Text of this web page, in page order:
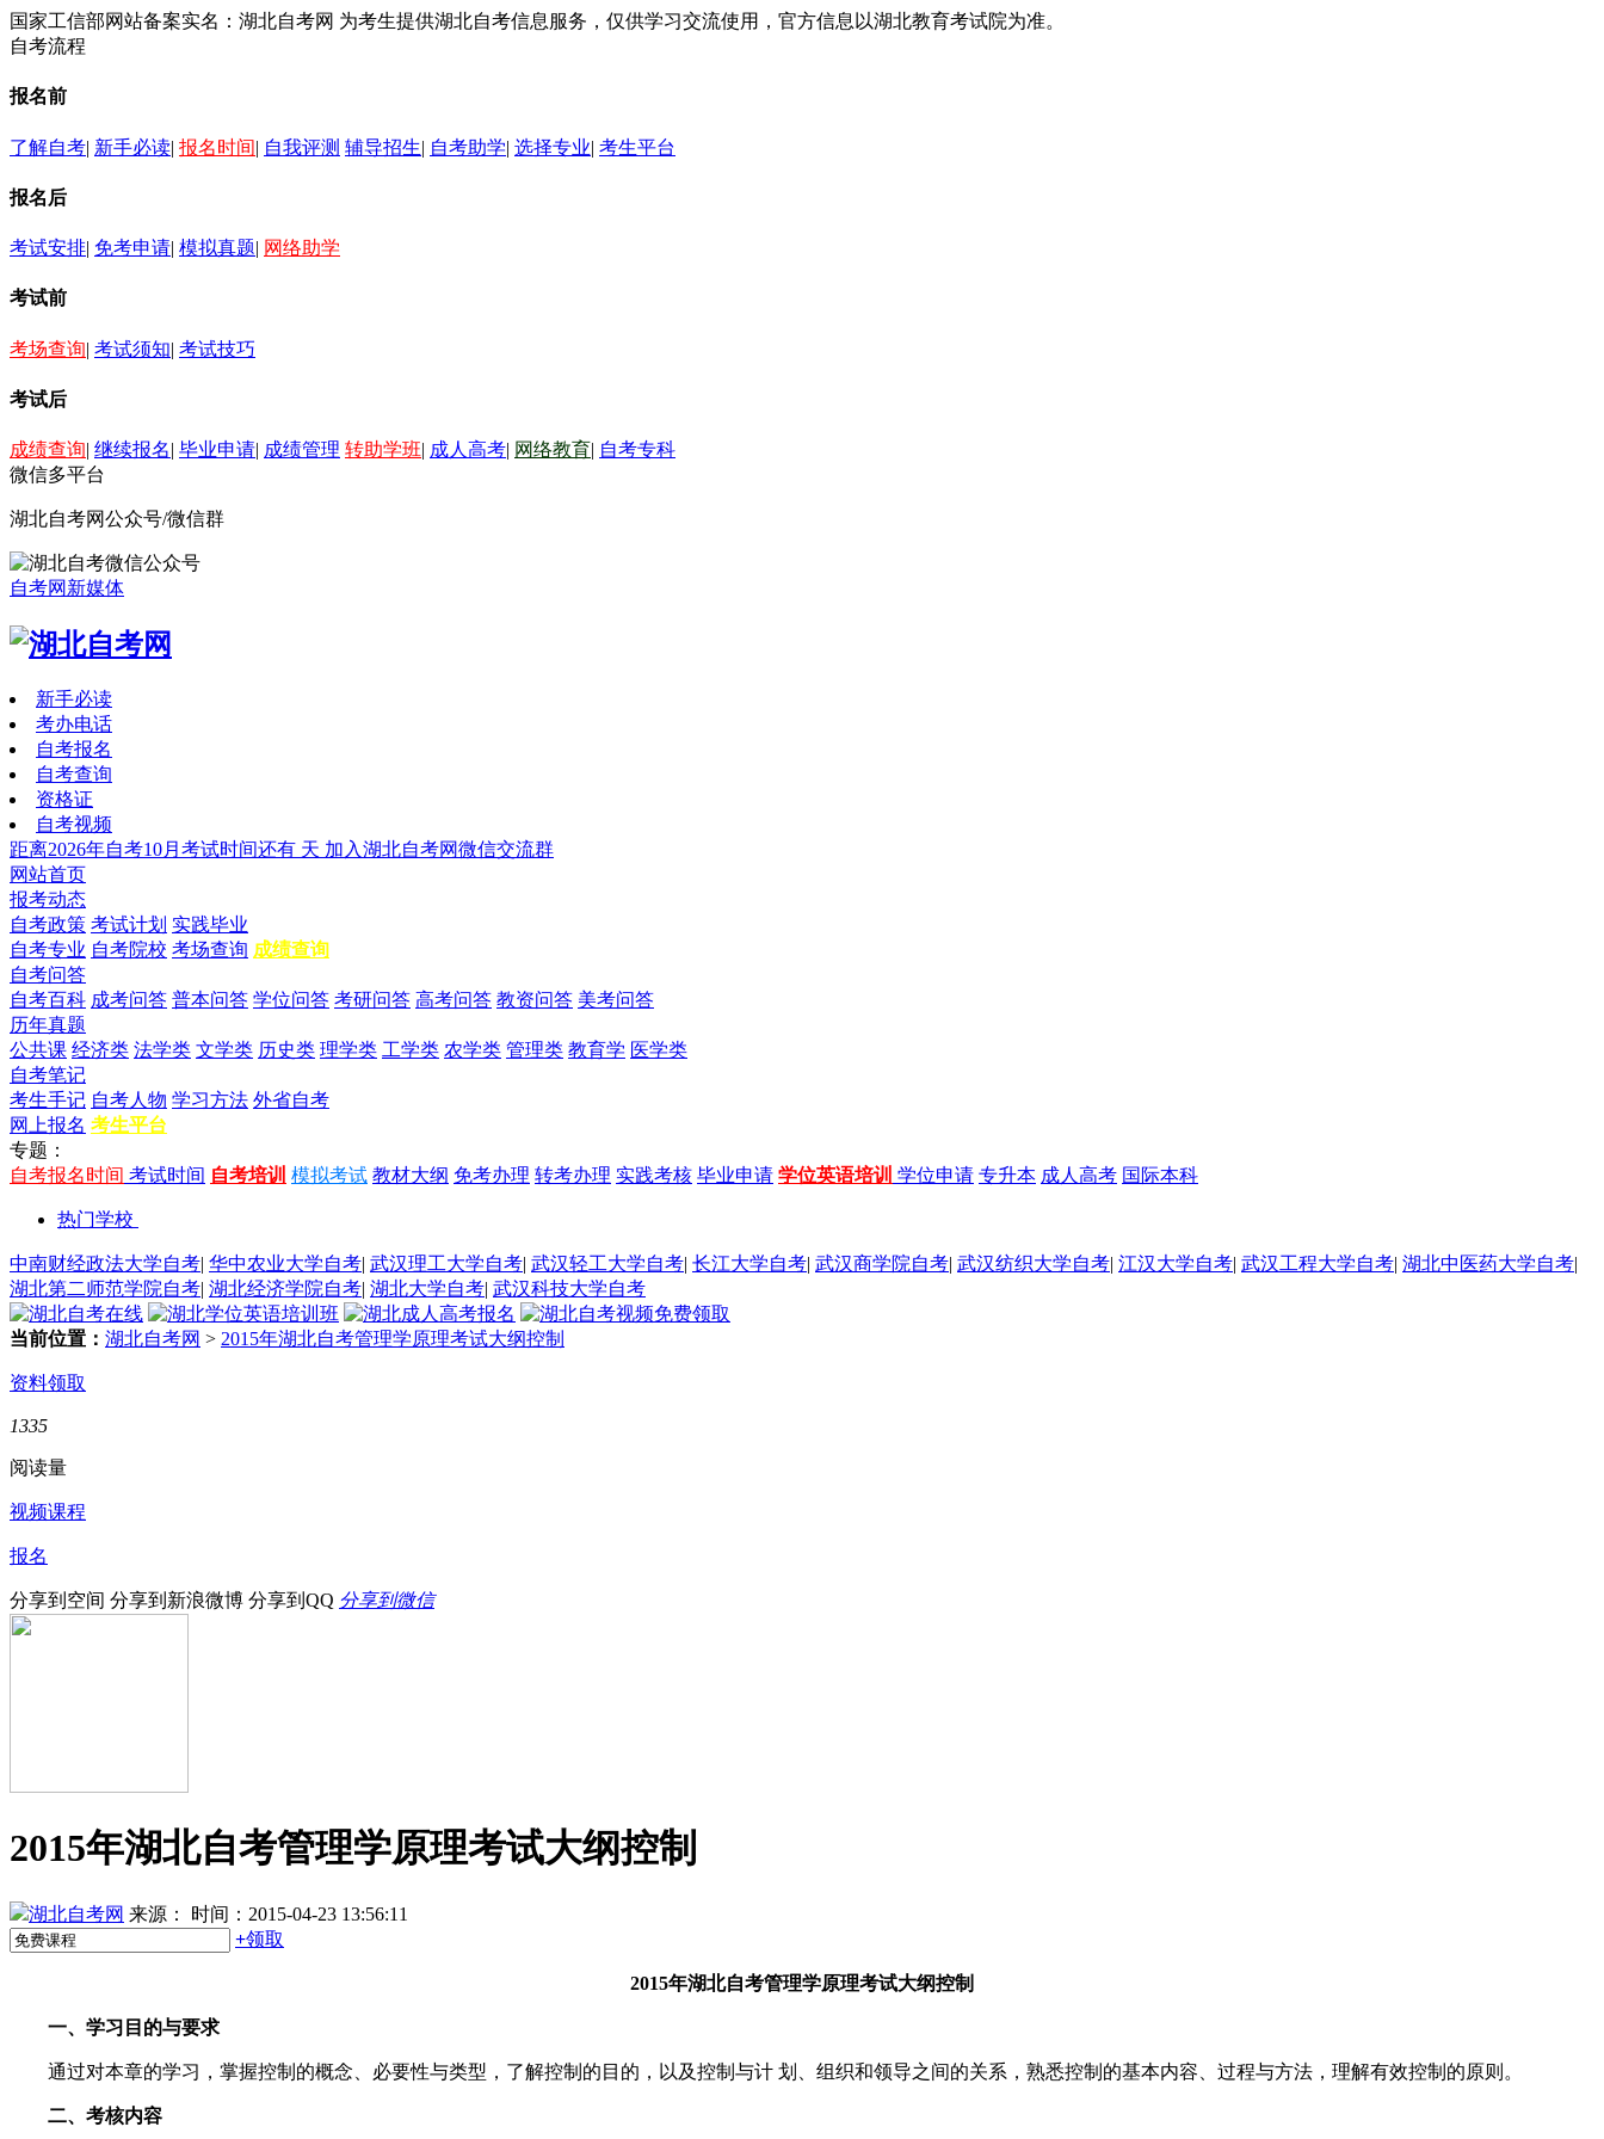
国家工信部网站备案实名：湖北自考网 为考生提供湖北自考信息服务，仅供学习交流使用，官方信息以湖北教育考试院为准。
自考流程
报名前
了解自考| 新手必读| 报名时间| 自我评测 辅导招生| 自考助学| 选择专业| 考生平台
报名后
考试安排| 免考申请| 模拟真题| 网络助学
考试前
考场查询| 考试须知| 考试技巧
考试后
成绩查询| 继续报名| 毕业申请| 成绩管理 转助学班| 成人高考| 网络教育| 自考专科
微信多平台
湖北自考网公众号/微信群
自考网新媒体
新手必读
考办电话
自考报名
自考查询
资格证
自考视频
距离2026年自考10月考试时间还有 天 加入湖北自考网微信交流群
网站首页
报考动态
自考政策 考试计划 实践毕业
自考专业 自考院校 考场查询 成绩查询
自考问答
自考百科 成考问答 普本问答 学位问答 考研问答 高考问答 教资问答 美考问答
历年真题
公共课 经济类 法学类 文学类 历史类 理学类 工学类 农学类 管理类 教育学 医学类
自考笔记
考生手记 自考人物 学习方法 外省自考
网上报名 考生平台
专题：
自考报名时间 考试时间 自考培训 模拟考试 教材大纲 免考办理 转考办理 实践考核 毕业申请 学位英语培训 学位申请 专升本 成人高考 国际本科
热门学校
中南财经政法大学自考| 华中农业大学自考| 武汉理工大学自考| 武汉轻工大学自考| 长江大学自考| 武汉商学院自考| 武汉纺织大学自考| 江汉大学自考| 武汉工程大学自考| 湖北中医药大学自考|
湖北第二师范学院自考| 湖北经济学院自考| 湖北大学自考| 武汉科技大学自考
当前位置： 湖北自考网 > 2015年湖北自考管理学原理考试大纲控制
资料领取
1335
阅读量
视频课程
报名
分享到空间 分享到新浪微博 分享到QQ 分享到微信
2015年湖北自考管理学原理考试大纲控制
湖北自考网 来源：
时间：2015-04-23 13:56:11
+领取
2015年湖北自考管理学原理考试大纲控制
一、学习目的与要求
通过对本章的学习，掌握控制的概念、必要性与类型，了解控制的目的，以及控制与计 划、组织和领导之间的关系，熟悉控制的基本内容、过程与方法，理解有效控制的原则。
二、考核内容